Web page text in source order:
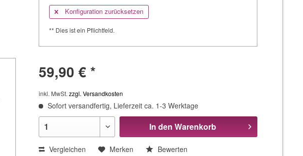
Konfiguration zurücksetzen
** Dies ist ein Pflichtfeld.
59,90 € *
inkl. MwSt.zzgl. Versandkosten
Sofort versandfertig, Lieferzeit ca. 1-3 Werktage
In den Warenkorb
Vergleichen Merken
Bewerten